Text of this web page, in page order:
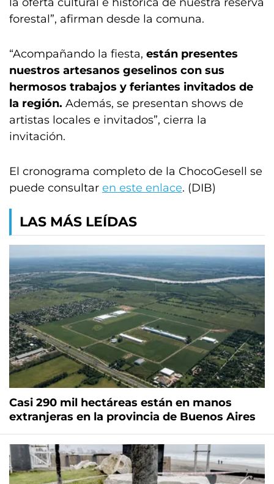
forestal”, afirman desde la comuna.
“Acompañando la fiesta, están presentes
nuestros artesanos geselinos con sus
hermosos trabajos y feriantes invitados de
la región. Además, se presentan shows de
artistas locales e invitados”, cierra la
invitación.
El cronograma completo de la ChocoGesell se
puede consultar en este enlace. (DIB)
LAS MÁS LEÍDAS
Casi 290 mil hectáreas están en manos
extranjeras en la provincia de Buenos Aires